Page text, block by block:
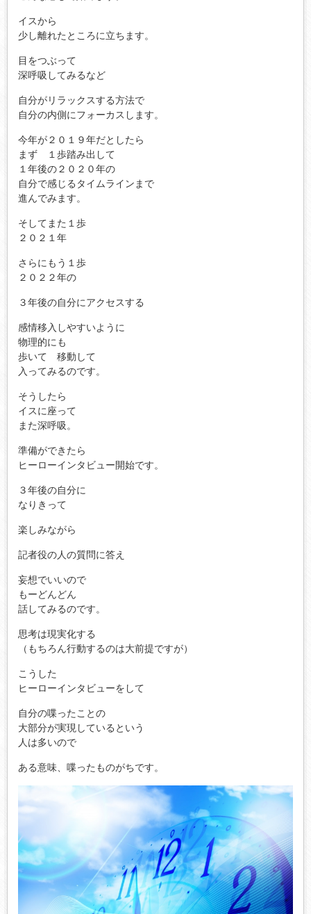
イスから
少し離れたところに立ちます。
目をつぶって
深呼吸してみるなど
自分がリラックスする方法で
自分の内側にフォーカスします。
今年が２０１９年だとしたら
まず １歩踏み出して
１年後の２０２０年の
自分で感じるタイムラインまで
進んでみます。
そしてまた１歩
２０２１年
さらにもう１歩
２０２２年の
３年後の自分にアクセスする
感情移入しやすいように
物理的にも
歩いて 移動して
入ってみるのです。
そうしたら
イスに座って
また深呼吸。
準備ができたら
ヒーローインタビュー開始です。
３年後の自分に
なりきって
楽しみながら
記者役の人の質問に答え
妄想でいいので
もーどんどん
話してみるのです。
思考は現実化する
（もちろん行動するのは大前提ですが）
こうした
ヒーローインタビューをして
自分の喋ったことの
大部分が実現しているという
人は多いので
ある意味、喋ったものがちです。